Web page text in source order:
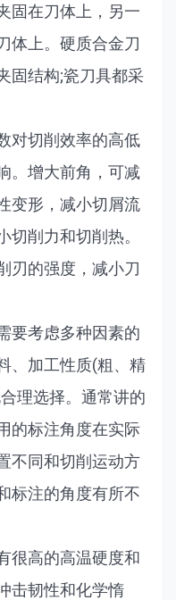
固在刀体上，另一
体上。硬质合金刀
固结构;瓷刀具都采
切削效率的高低
。增大前角，可减
变形，减小切屑流
削力和切削热。
刃的强度，减小刀
考虑多种因素的
、加工性质(粗、精
理选择。通常讲的
的标注角度在实际
不同和切削运动方
标注的角度有所不
高的高温硬度和
击韧性和化学惰